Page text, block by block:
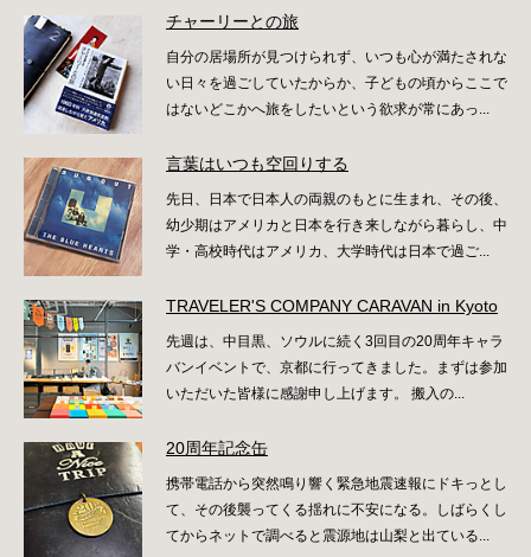
チャーリーとの旅
自分の居場所が見つけられず、いつも心が満たされな
い日々を過ごしていたからか、子どもの頃からここで
はないどこかへ旅をしたいという欲求が常にあっ...
言葉はいつも空回りする
先日、日本で日本人の両親のもとに生まれ、その後、
幼少期はアメリカと日本を行き来しながら暮らし、中
学・高校時代はアメリカ、大学時代は日本で過ご...
TRAVELER'S COMPANY CARAVAN in Kyoto
先週は、中目黒、ソウルに続く3回目の20周年キャラ
バンイベントで、京都に行ってきました。まずは参加
いただいた皆様に感謝申し上げます。 搬入の...
20周年記念缶
携帯電話から突然鳴り響く緊急地震速報にドキっとし
て、その後襲ってくる揺れに不安になる。しばらくし
てからネットで調べると震源地は山梨と出ている...